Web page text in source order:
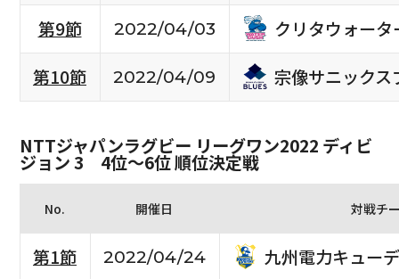
第9節
2022/04/03
クリタウォー
第10節
2022/04/09 宗像サニックス
NTTジャパンラグビー リーグワン2022 ディビ
ジョン 3 4位〜6位 順位決定戦
No. 開催日 対戦チ
第1節 2022/04/24 九州電力キュー